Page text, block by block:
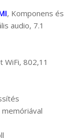
, Komponens és
audio, 7.1
WiFi, 802,11